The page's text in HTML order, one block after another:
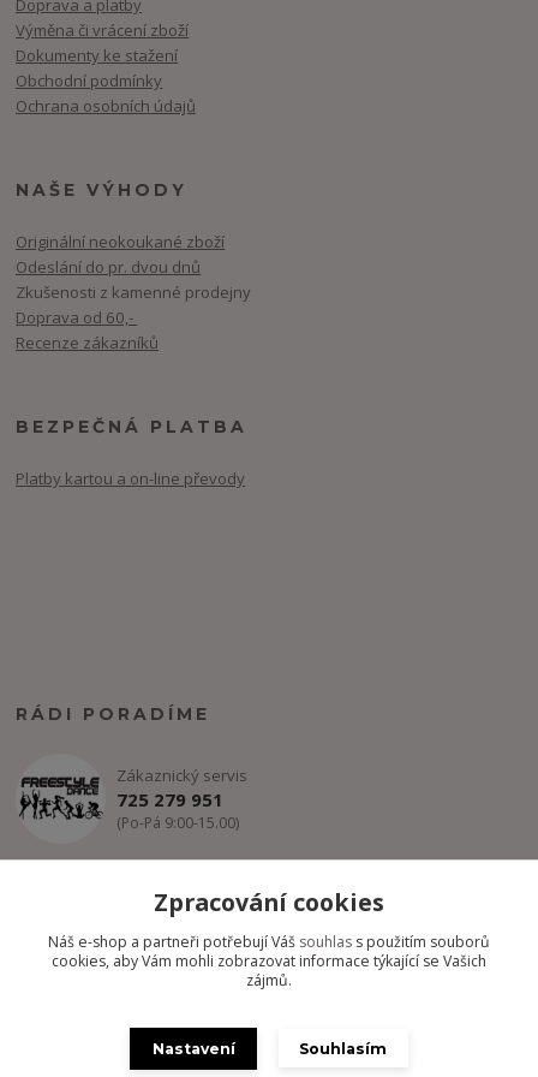
Doprava a platby
Výměna či vrácení zboží
Dokumenty ke stažení
Obchodní podmínky
Ochrana osobních údajů
NAŠE VÝHODY
Originální neokoukané zboží
Odeslání do pr. dvou dnů
Zkušenosti z kamenné prodejny
Doprava od 60,-
Recenze zákazníků
BEZPEČNÁ PLATBA
Platby kartou a on-line převody
RÁDI PORADÍME
Zákaznický servis
725 279 951
(Po-Pá 9:00-15.00)
Copyright @ FREESTYLE-DANCE.CZ 2012-2024 - Všechny práva
Zpracování cookies
Náš e-shop a partneři potřebují Váš souhlas s použitím souborů
cookies, aby Vám mohli zobrazovat informace týkající se Vašich
zájmů.
Nastavení Souhlasím